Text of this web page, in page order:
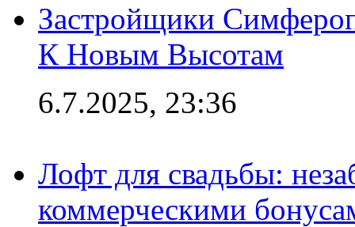
Застройщики
К Новым Высотам
6.7.2025, 23:36
Лофт для свадьбы:
коммерческими